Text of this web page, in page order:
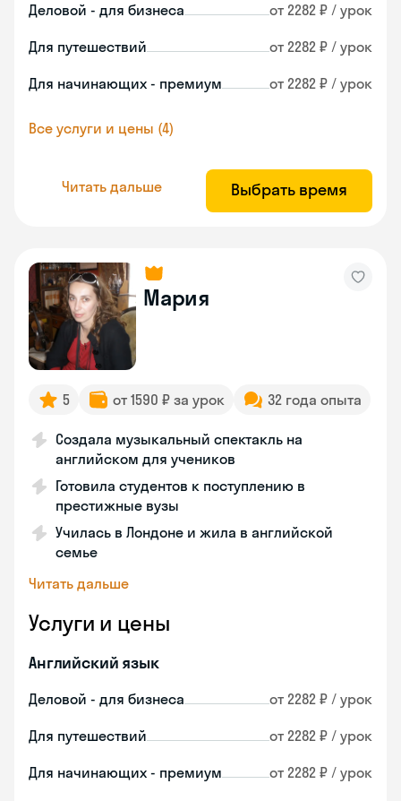
Деловой - для бизнеса от 2282 ₽ / урок
Для путешествий от 2282 ₽ / урок
Для начинающих - премиум от 2282 ₽ / урок
Все услуги и цены (4)
Читать дальше Выбрать время
Мария
5 от 1590 ₽ за урок 32 года опыта
Создала музыкальный спектакль на
английском для учеников
Готовила студентов к поступлению в
престижные вузы
Училась в Лондоне и жила в английской
семье
Читать дальше
Услуги и цены
Английский язык
Деловой - для бизнеса от 2282 ₽ / урок
Для путешествий от 2282 ₽ / урок
Для начинающих - премиум от 2282 ₽ / урок